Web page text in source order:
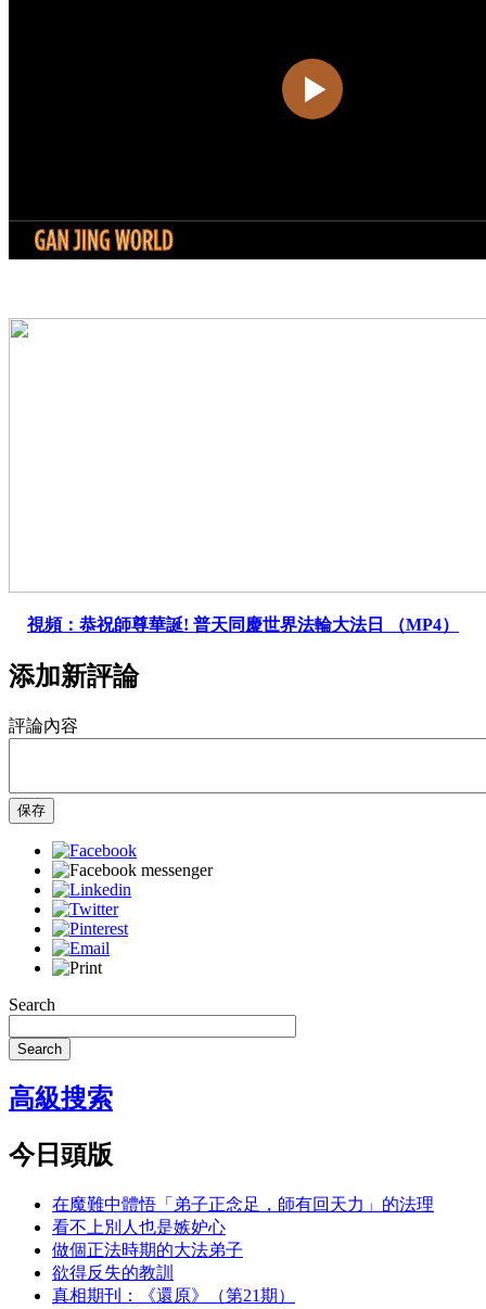
視頻：恭祝師尊華誕! 普天同慶世界法輪大法日 （MP4）
添加新評論
評論內容
保存
Search
Search
高級搜索
今日頭版
在魔難中體悟「弟子正念足，師有回天力」的法理
看不上別人也是嫉妒心
做個正法時期的大法弟子
欲得反失的教訓
真相期刊：《還原》（第21期）